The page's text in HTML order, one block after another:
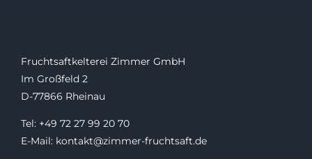
Fruchtsaftkelterei Zimmer GmbH
Im Großfeld 2
D-77866 Rheinau
Tel: +49 72 27 99 20 70
E-Mail: kontakt@zimmer-fruchtsaft.de